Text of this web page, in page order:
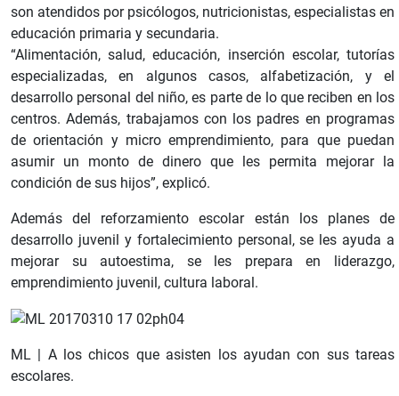
son atendidos por psicólogos, nutricionistas, especialistas en
educación primaria y secundaria.
“Alimentación, salud, educación, inserción escolar, tutorías
especializadas, en algunos casos, alfabetización, y el
desarrollo personal del niño, es parte de lo que reciben en los
centros. Además, trabajamos con los padres en programas
de orientación y micro emprendimiento, para que puedan
asumir un monto de dinero que les permita mejorar la
condición de sus hijos”, explicó.
Además del reforzamiento escolar están los planes de
desarrollo juvenil y fortalecimiento personal, se les ayuda a
mejorar su autoestima, se les prepara en liderazgo,
emprendimiento juvenil, cultura laboral.
ML | A los chicos que asisten los ayudan con sus tareas
escolares.